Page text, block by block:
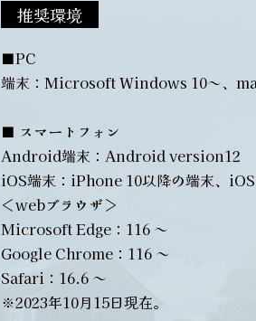
推奨環境
■PC
端末：Microsoft Windows 10～、
■ スマートフォン
Android端末：Android version12
iOS端末：iPhone 10以降の端末、
＜webブラウザ＞
Microsoft Edge：116 ～
Google Chrome：116 ～
Safari：16.6 ～
※2023年10月15日現在。